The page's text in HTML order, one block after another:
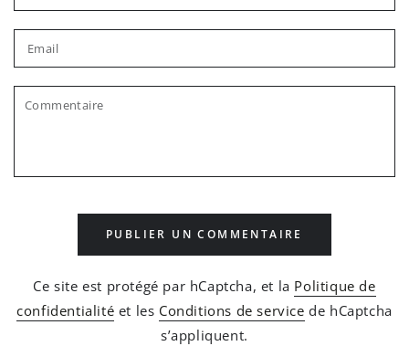
Email
Commentaire
PUBLIER UN COMMENTAIRE
Ce site est protégé par hCaptcha, et la Politique de
confidentialité et les Conditions de service de hCaptcha
s’appliquent.